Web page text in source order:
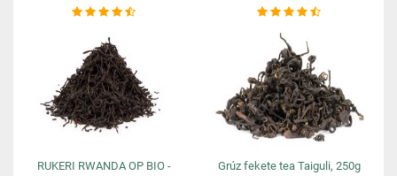
RUKERI RWANDA OP BIO -
Grúz fekete tea Taiguli, 250g